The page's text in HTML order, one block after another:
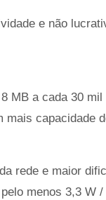
e não
MB a cada 30
capacidade
rede e maior
menos 3,3 W